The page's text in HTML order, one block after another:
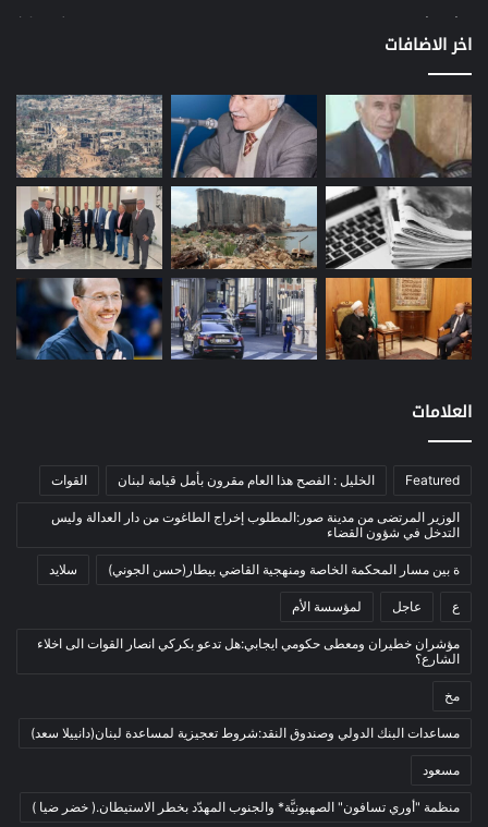
إقتصاد
(1٬039)
إعمار
(3)
بيئة
(16)
دراسة
(24)
طاقة
(12)
مصارف
(168)
معادن
(1)
موازنة
نفط
(91)
اتصالات
(26)
بيئة
ثقافة
(1٬227)
أدب وشعر
بروفايل
تربية وتعليم
(73)
فلسفة
فنون
اخر الاضافات
العلامات
Featured الخليل : الفصح هذا العام مقرون بأمل قيامة لبنان القوات
الوزير المرتضى من مدينة صور:المطلوب إخراج الطاغوت من دار العدالة وليس
التدخل في شؤون القضاء
ة بين مسار المحكمة الخاصة ومنهجية القاضي بيطار(حسن الجوني) سلايد
ع عاجل لمؤسسة الأم
مؤشران خطيران ومعطى حكومي ايجابي:هل تدعو بكركي انصار القوات الى اخلاء
الشارع؟
مخ
مساعدات البنك الدولي وصندوق النقد:شروط تعجيزية لمساعدة لبنان(دانييلا سعد)
مسعود
منظمة "أوري تسافون" الصهيونيَّة* والجنوب المهدّد بخطر الاستيطان.( خضر ضيا )